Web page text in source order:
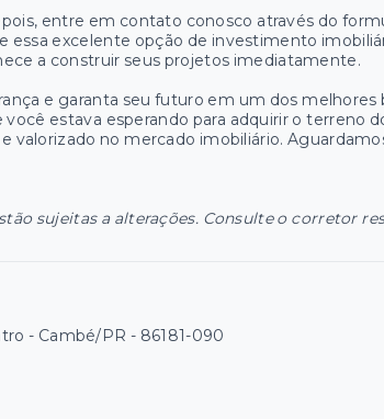
entre em contato conosco através do
essa excelente opção de investimento
a construir seus projetos imediatamente.
e garanta seu futuro em um dos melhores
estava esperando para adquirir o terreno
valorizado no mercado imobiliário.
sujeitas a alterações. Consulte o corretor
- Cambé/PR - 86181-090